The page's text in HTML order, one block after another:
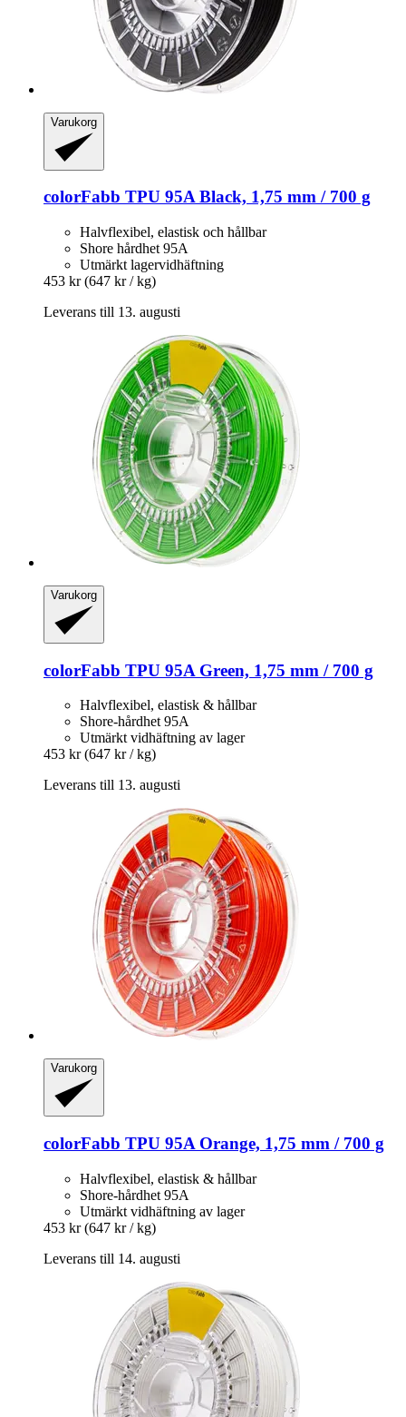
Varukorg
colorFabb TPU 95A Black, 1,75 mm / 700 g
Halvflexibel, elastisk och hållbar
Shore hårdhet 95A
Utmärkt lagervidhäftning
453 kr (647 kr / kg)
Leverans till 13. augusti
Varukorg
colorFabb TPU 95A Green, 1,75 mm / 700 g
Halvflexibel, elastisk & hållbar
Shore-hårdhet 95A
Utmärkt vidhäftning av lager
453 kr (647 kr / kg)
Leverans till 13. augusti
Varukorg
colorFabb TPU 95A Orange, 1,75 mm / 700 g
Halvflexibel, elastisk & hållbar
Shore-hårdhet 95A
Utmärkt vidhäftning av lager
453 kr (647 kr / kg)
Leverans till 14. augusti